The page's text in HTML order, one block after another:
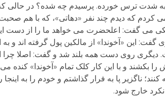
به شدت ترس خورده. پرسیدم چه شده؟ در حالی
کردم که دیدم چند نفر «دهاتی»، که با هم
یکی می گفت: اعلحضرت می خواهد ما را از دست
گفت: این «آخوندا» از مالکین پول گرفته اند و
دیگری روی دست همه بلند شد و گفت: اصلا
بکشند و با این کار کلک تمام «آخوندا»
ناگزیر پا به فرار گذاشتم و خودم را به
خارج شود.